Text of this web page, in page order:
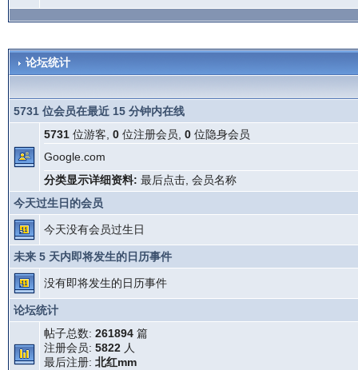
论坛统计
5731 位会员在最近 15 分钟内在线
5731位游客, 0位注册会员, 0位隐身会员
Google.com
分类显示详细资料: 最后点击, 会员名称
今天过生日的会员
今天没有会员过生日
未来 5 天内即将发生的日历事件
没有即将发生的日历事件
论坛统计
帖子总数: 261894篇
注册会员: 5822人
最后注册: 北红mm